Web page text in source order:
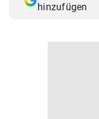
hinzufügen